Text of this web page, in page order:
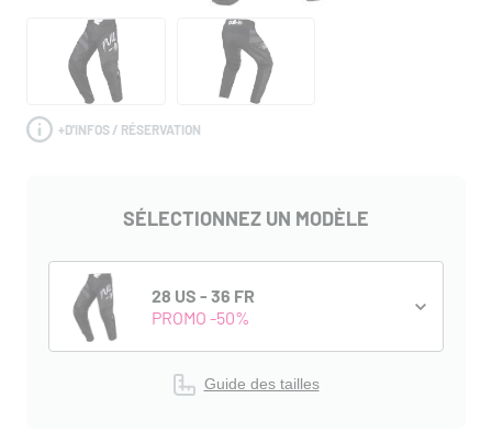
+D'INFOS / RÉSERVATION
SÉLECTIONNEZ UN MODÈLE
28 US - 36 FR
PROMO -50%
Guide des tailles